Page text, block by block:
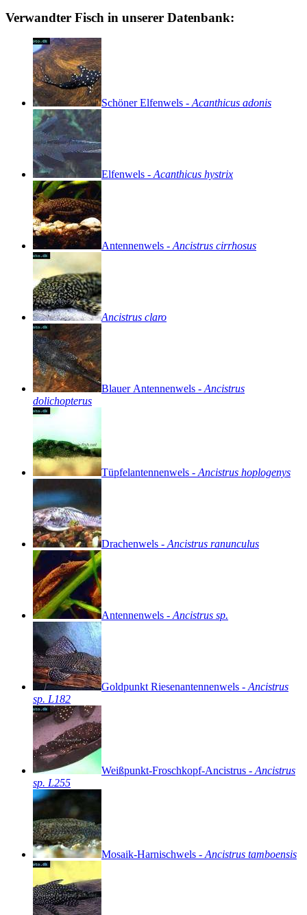
Verwandter Fisch in unserer Datenbank:
SchönerElfenwels - Acanthicus adonis
Elfenwels - Acanthicus hystrix
Antennenwels - Ancistrus cirrhosus
Ancistrus claro
Blauer Antennenwels - Ancistrus
dolichopterus
Tüpfelantennenwels - Ancistrus hoplogenys
Drachenwels - Ancistrus ranunculus
Antennenwels - Ancistrus sp.
Goldpunkt Riesenantennenwels - Ancistrus
sp. L182
Weißpunkt-Froschkopf-Ancistrus - Ancistrus
sp. L255
Mosaik-Harnischwels - Ancistrus tamboensis